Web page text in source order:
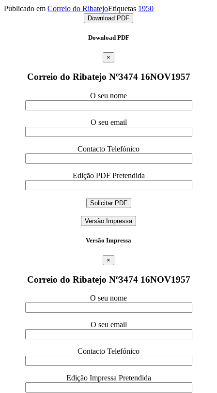
Publicado em Correio do RibatejoEtiquetas 1950
Download PDF
Download PDF
×
Correio do Ribatejo Nº3474 16NOV1957
O seu nome
O seu email
Contacto Telefónico
Edição PDF Pretendida
Versão Impressa
Versão Impressa
×
Correio do Ribatejo Nº3474 16NOV1957
O seu nome
O seu email
Contacto Telefónico
Edição Impressa Pretendida